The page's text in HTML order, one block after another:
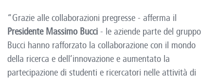
“Grazie alle collaborazioni pregresse - afferma il
Presidente Massimo Bucci - le aziende parte del gruppo
Bucci hanno rafforzato la collaborazione con il mondo
della ricerca e dell’innovazione e aumentato la
partecipazione di studenti e ricercatori nelle attività di